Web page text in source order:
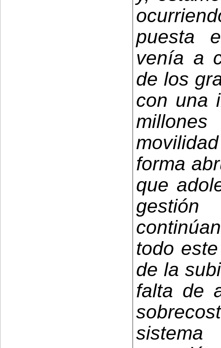
puesta
venía a
de los
con una
forma
que
todo
de la
falta de